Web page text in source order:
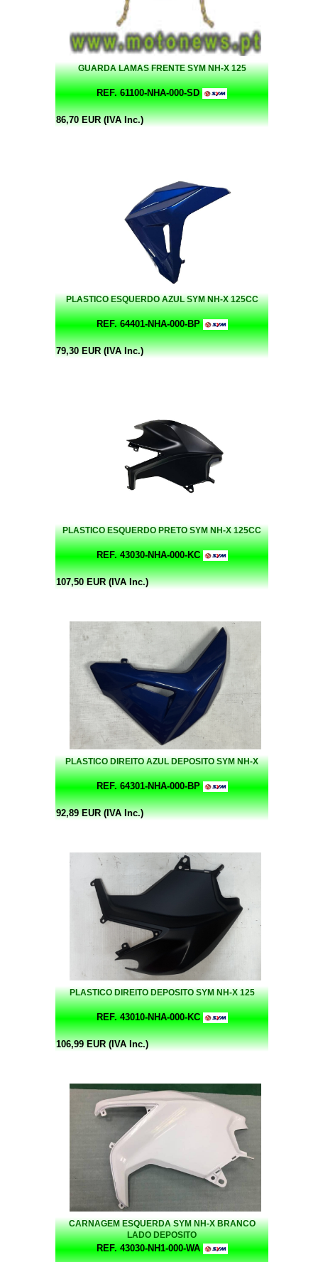
GUARDA LAMAS FRENTE SYM NH-X 125
REF. 61100-NHA-000-SD
86,70 EUR (IVA Inc.)
PLASTICO ESQUERDO AZUL SYM NH-X 125CC
REF. 64401-NHA-000-BP
79,30 EUR (IVA Inc.)
PLASTICO ESQUERDO PRETO SYM NH-X 125CC
REF. 43030-NHA-000-KC
107,50 EUR (IVA Inc.)
PLASTICO DIREITO AZUL DEPOSITO SYM NH-X
REF. 64301-NHA-000-BP
92,89 EUR (IVA Inc.)
PLASTICO DIREITO DEPOSITO SYM NH-X 125
REF. 43010-NHA-000-KC
106,99 EUR (IVA Inc.)
CARNAGEM ESQUERDA SYM NH-X BRANCO
LADO DEPOSITO
REF. 43030-NH1-000-WA